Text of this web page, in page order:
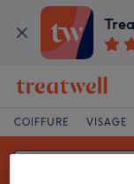
COIFFURE VISAGE